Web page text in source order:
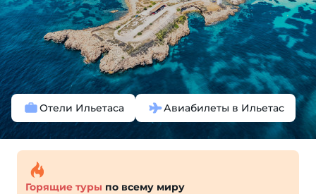
Отели Ильетаса Авиабилеты в Ильетас
Горящие туры по всему миру